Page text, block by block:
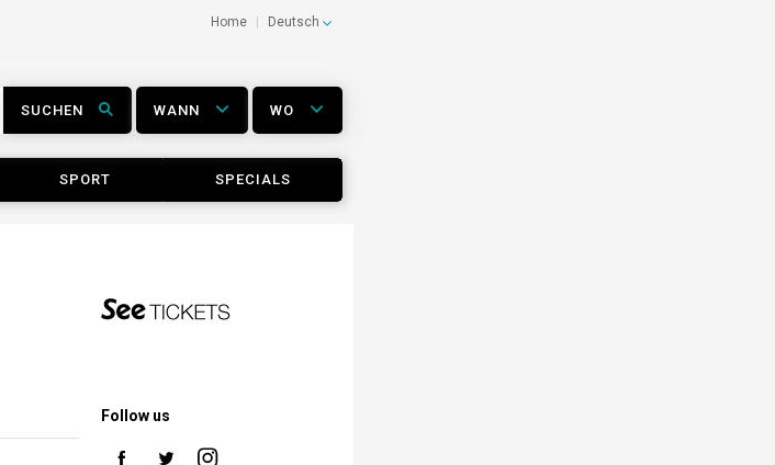
Home Deutsch
SUCHEN WANN WO
SPORT SPECIALS
Follow us